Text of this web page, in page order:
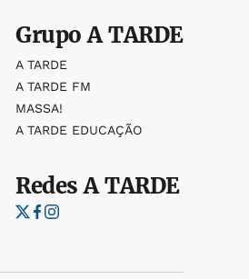
GrupoA TARDE
A TARDE
A TARDE FM
MASSA!
A TARDE EDUCAÇÃO
RedesA TARDE